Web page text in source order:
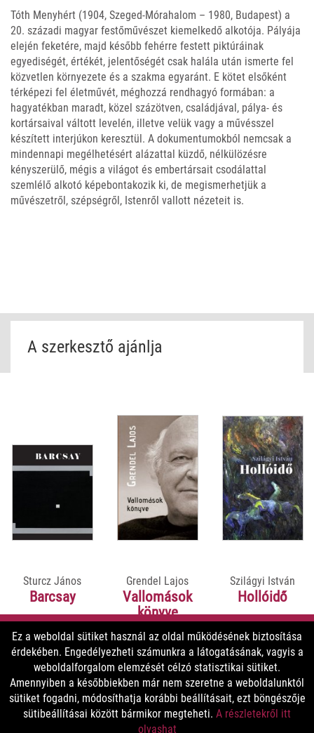
Tóth Menyhért (1904, Szeged-Mórahalom – 1980, Budapest) a
20. századi magyar festőművészet kiemelkedő alkotója. Pályája
elején feketére, majd később fehérre festett piktúráinak
egyediségét, értékét, jelentőségét csak halála után ismerte fel
közvetlen környezete és a szakma egyaránt. E kötet elsőként
térképezi fel életművét, méghozzá rendhagyó formában: a
hagyatékban maradt, közel százötven, családjával, pálya- és
kortársaival váltott levelén, illetve velük vagy a művésszel
készített interjúkon keresztül. A dokumentumokból nemcsak a
mindennapi megélhetésért alázattal küzdő, nélkülözésre
kényszerülő, mégis a világot és embertársait csodálattal
szemlélő alkotó képebontakozik ki, de megismerhetjük a
művészetről, szépségről, Istenről vallott nézeteit is.
A szerkesztő ajánlja
Sturcz János
Barcsay
9900 Ft
8910 Ft
MEGNÉZEM
Grendel Lajos
Vallomások
könyve
5800 Ft
5220 Ft
MEGNÉZEM
Szilágyi István
Hollóidő
5800 Ft
5220 Ft
MEGNÉZEM
Ez a weboldal sütiket használ az oldal működésének biztosítása
érdekében. Engedélyezheti számunkra a látogatásának, vagyis a
weboldalforgalom elemzését célzó statisztikai sütiket.
Amennyiben a későbbiekben már nem szeretne a weboldalunktól
sütiket fogadni, módosíthatja korábbi beállításait, ezt böngészője
sütibeállításai között bármikor megteheti. A részletekről itt
olvashat